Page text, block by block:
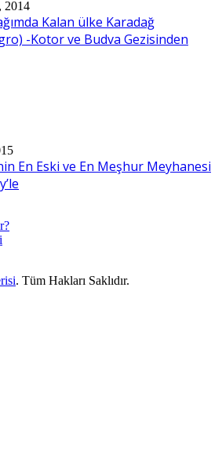
2014
Kalan ülke Karadağ
-Kotor ve Budva Gezisinden
En Eski ve En Meşhur Meyhanesi
. Tüm Hakları Saklıdır.